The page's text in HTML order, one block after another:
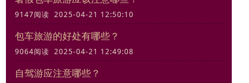
9147阅读 2025-04-21 12:50:10
包车旅游的好处有哪些？
9064阅读 2025-04-21 12:49:08
自驾游应注意哪些？